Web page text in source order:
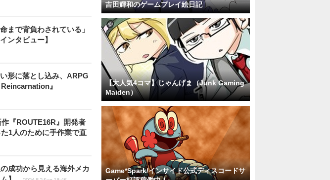
まで背負わされている」
ンタビュー】
形に落とし込み、ARPG
』
『ROUTE16R』開発者
1人のために手作業で直
成功から見える海外メカ
吉田輝和のゲームプレイ絵日記
【大人気4コマ】じゃんげま（Junk Gaming
Maiden）
Game*Spark/インサイド公式ディスコードサ